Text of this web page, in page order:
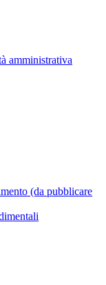
amministrativa
(da pubblicare